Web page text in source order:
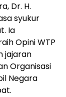
Dr. H.
syukur
Ia
Opini WTP
jajaran
Organisasi
Negara